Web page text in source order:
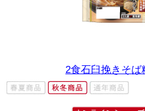
2食石臼挽きそば